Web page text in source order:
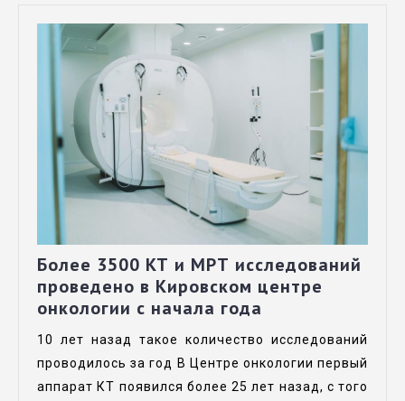
Более 3500 КТ и МРТ исследований
проведено в Кировском центре
онкологии с начала года
10 лет назад такое количество исследований
проводилось за год В Центре онкологии первый
аппарат КТ появился более 25 лет назад, с того